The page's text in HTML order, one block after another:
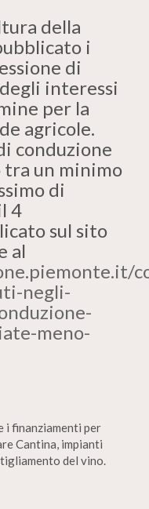
della
i
di
interessi
per la
agricole.
conduzione
tra un minimo
di
4
sul sito
al
negli-
meno-
i finanziamenti per
Cantina, impianti
del vino.